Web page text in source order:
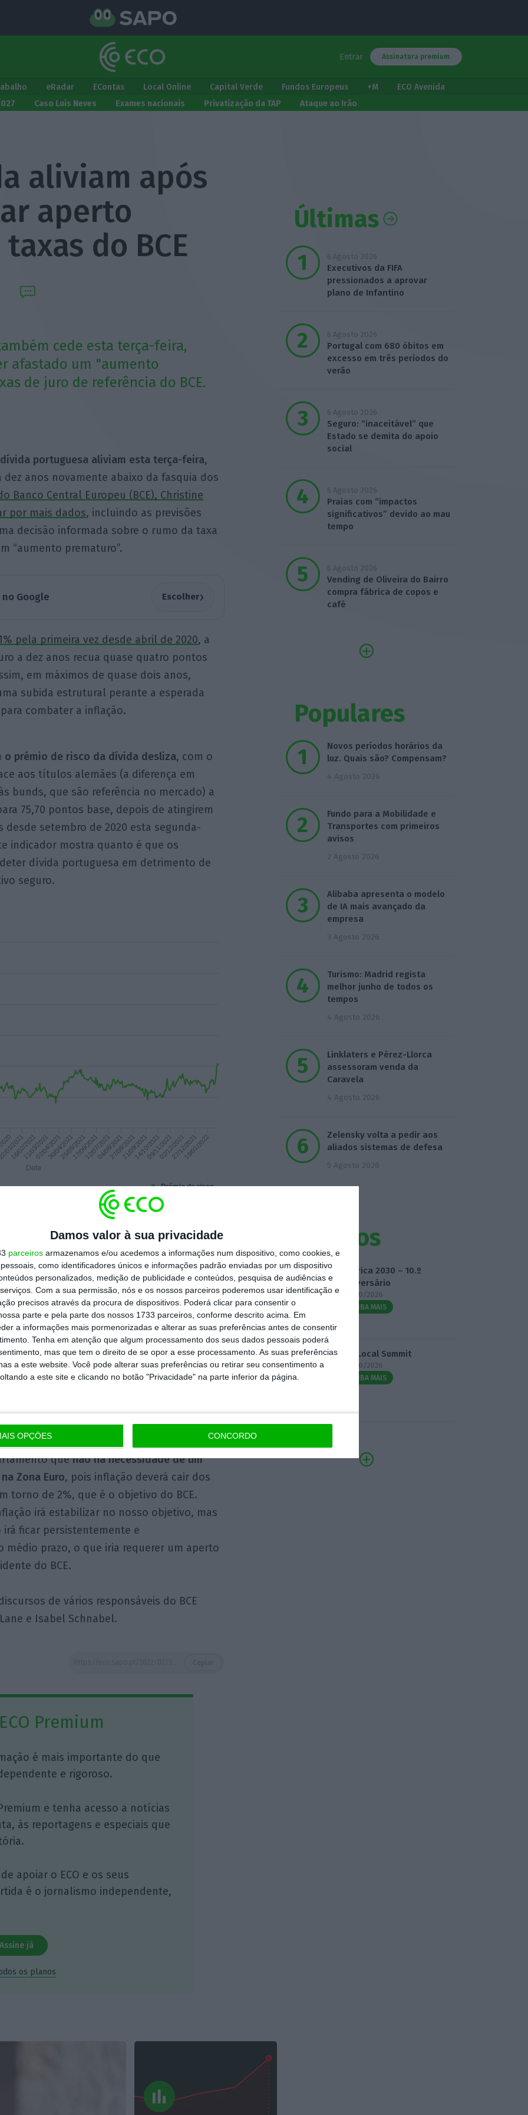
Damos valor à sua privacidade
parceiros armazenamos e/ou acedemos a informações num dispositivo, como cookies, e
como identificadores únicos e informações padrão enviadas por um dispositivo
personalizados, medição de publicidade e conteúdos, pesquisa de audiências e
Com a sua permissão, nós e os nossos parceiros poderemos usar identificação e
precisos através da procura de dispositivos. Poderá clicar para consentir o
parte e pela parte dos nossos 1733 parceiros, conforme descrito acima. Em
a informações mais pormenorizadas e alterar as suas preferências antes de consentir
Tenha em atenção que algum processamento dos seus dados pessoais poderá
mas que tem o direito de se opor a esse processamento. As suas preferências
a este website. Você pode alterar suas preferências ou retirar seu consentimento a
a este site e clicando no botão "Privacidade" na parte inferior da página.
OPÇÕES CONCORDO
Entrar Assinatura premium
eRadar EContas Local Online Capital Verde Fundos Europeus +M
ECO Avenida
Caso Luís Neves Exames nacionais Privatização da TAP Ataque ao Irão
aliviam após
aperto
do BCE
cede esta terça-feira,
afastado um "aumento
de juro de referência do BCE.
portuguesa aliviam esta terça-feira,
dez anos novamente abaixo da fasquia dos
Banco Central Europeu (BCE), Christine
por mais dados, incluindo as previsões
decisão informada sobre o rumo da taxa
“aumento prematuro”.
Google Escolher›
pela primeira vez desde abril de 2020, a
a dez anos recua quase quatro pontos
em máximos de quase dois anos,
subida estrutural perante a esperada
combater a inflação.
o prémio de risco da dívida desliza, com o
aos títulos alemães (a diferença em
bunds, que são referência no mercado) a
75,70 pontos base, depois de atingirem
desde setembro de 2020 esta segunda-
indicador mostra quanto é que os
dívida portuguesa em detrimento de
seguro.
Data
Prémio de risco
16/02/2021
202111/03/2021
07/04/2021
30/04/2021
25/05/2021
17/06/2021
12/07/2021
04/08/2021
27/08/2021
21/09/2021
14/10/2021
09/11/2021
02/12/2021
27/12/2021
19/01/2022
anos também têm os juros em queda,
0,295%.
ir ao mercado esta quarta-feirapara obter
em obrigações com os prazos de seis
das condições por parte dos investidores.
eEspanhatambém sentiam um ligeiro
à sua dívida, depois de alguma pressão
desce hoje para 1,775% e a espanhola
quenão há necessidade de um
Zona Euro, pois inflação deverá cair dos
torno de 2%, que é o objetivo do BCE.
irá estabilizar no nosso objetivo, mas
ficar persistentemente e
prazo, o que iria requerer um aperto
do BCE.
de vários responsáveis do BCE
e Isabel Schnabel.
Premium
é mais importante do que
e rigoroso.
e tenha acesso a notícias
às reportagens e especiais que
apoiar o ECO e os seus
é o jornalismo independente,
Assine já
os planos
Últimas
6 Agosto 2026
Executivos da FIFA
pressionados a aprovar
plano de Infantino
6 Agosto 2026
Portugal com 680 óbitos em
excesso em três períodos do
verão
6 Agosto 2026
Seguro: “inaceitável” que
Estado se demita do apoio
social
6 Agosto 2026
Praias com “impactos
significativos” devido ao mau
tempo
6 Agosto 2026
Vending de Oliveira do Bairro
compra fábrica de copos e
café
Populares
Novos períodos horários da
luz. Quais são? Compensam?
4 Agosto 2026
Fundo para a Mobilidade e
Transportes com primeiros
avisos
2 Agosto 2026
Alibaba apresenta o modelo
de IA mais avançado da
empresa
3 Agosto 2026
Turismo: Madrid regista
melhor junho de todos os
tempos
4 Agosto 2026
Linklaters e Pérez-Llorca
assessoram venda da
Caravela
4 Agosto 2026
Zelensky volta a pedir aos
aliados sistemas de defesa
5 Agosto 2026
Eventos
Fábrica 2030 – 10.º
Aniversário
14/10/2026
SAIBA MAIS
3.º Local Summit
07/10/2026
SAIBA MAIS